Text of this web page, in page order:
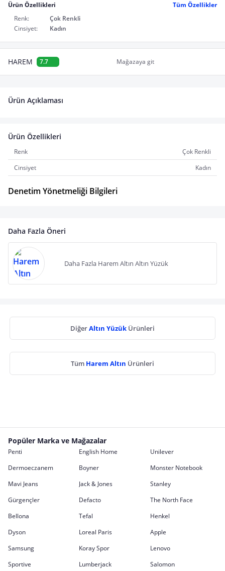
Ürün Özellikleri
Tüm Özellikler
Renk:
Çok Renkli
Cinsiyet:
Kadın
HAREM 7.7 Mağazaya git
Ürün Açıklaması
Ürün Özellikleri
Renk
Çok Renkli
Cinsiyet
Kadın
Denetim Yönetmeliği Bilgileri
Daha Fazla Öneri
Daha Fazla Harem Altın Altın Yüzük
DiğerAltın Yüzük Ürünleri
Tüm Harem Altın Ürünleri
Popüler Marka ve Mağazalar
Penti English Home
Unilever
Dermoeczanem
Boyner
Monster Notebook
Mavi Jeans
Jack & Jones
Stanley
Gürgençler
Defacto
The North Face
Bellona
Tefal
Henkel
Dyson
Loreal Paris
Apple
Samsung
Koray Spor
Lenovo
Sportive
Lumberjack Salomon